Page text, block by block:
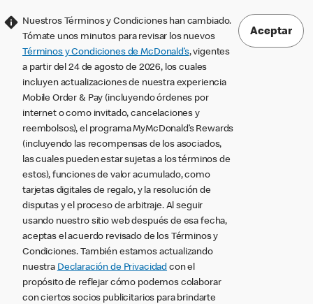
Nuestros Términos y Condiciones han cambiado.
Tómate unos minutos para revisar los nuevos
Términos y Condiciones de McDonald’s, vigentes
a partir del 24 de agosto de 2026, los cuales
incluyen actualizaciones de nuestra experiencia
Mobile Order & Pay (incluyendo órdenes por
internet o como invitado, cancelaciones y
reembolsos), el programa MyMcDonald’s Rewards
(incluyendo las recompensas de los asociados,
las cuales pueden estar sujetas a los términos de
estos), funciones de valor acumulado, como
tarjetas digitales de regalo, y la resolución de
disputas y el proceso de arbitraje. Al seguir
usando nuestro sitio web después de esa fecha,
aceptas el acuerdo revisado de los Términos y
Condiciones. También estamos actualizando
nuestra Declaración de Privacidad con el
propósito de reflejar cómo podemos colaborar
con ciertos socios publicitarios para brindarte
Aceptar